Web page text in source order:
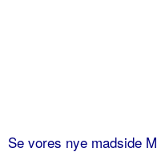
Se vores nye madside